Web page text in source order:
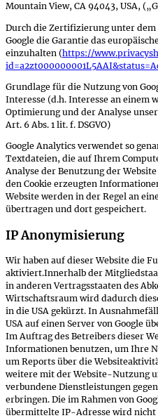
Mountain View, CA 94043, USA,
Durch die Zertifizierung unter
Google die Garantie das
einzuhalten (https://
Grundlage für die Nutzung von
Interesse (d.h. Interesse an einem
Optimierung und der Analyse
Art. 6 Abs. 1 lit. f. DSGVO)
Google Analytics verwendet so
Textdateien, die auf Ihrem
Analyse der Benutzung der
den Cookie erzeugten
Website werden in der Regel an
übertragen und dort gespeichert.
IP Anonymisierung
Wir haben auf dieser Website die
aktiviert.Innerhalb der
in anderen Vertragsstaaten des
Wirtschaftsraum wird dadurch
in die USA gekürzt. In
USA auf einen Server von Google
Im Auftrag des Betreibers dieser
Informationen benutzen, um Ihre
um Reports über die
weitere mit der Website-Nutzung
verbundene Dienstleistungen
erbringen. Die im Rahmen von
übermittelte IP-Adresse wird nicht